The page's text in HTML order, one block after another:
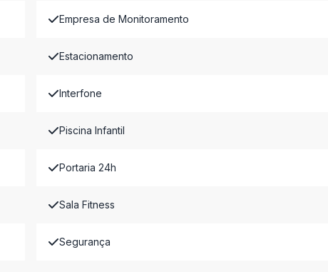
Empresa de Monitoramento
Estacionamento
Interfone
Piscina Infantil
Portaria 24h
Sala Fitness
Segurança